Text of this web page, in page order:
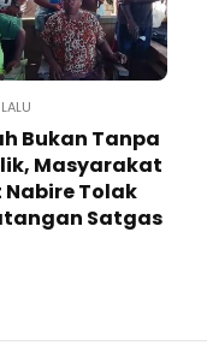
Bukan Tanpa
Masyarakat
Tolak
Satgas